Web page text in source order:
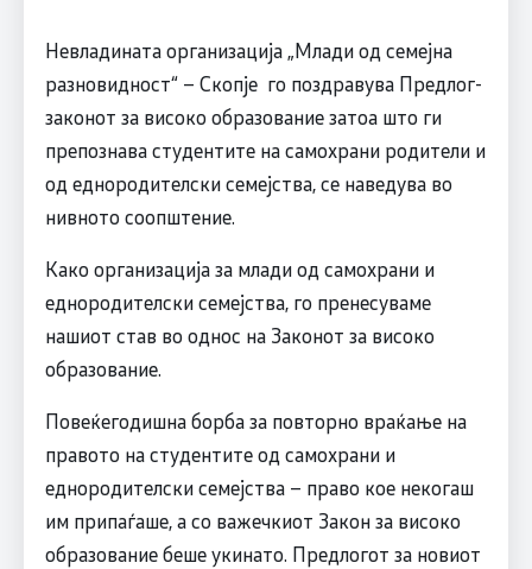
Невладината организација „Млади од семејна
разновидност“ – Скопје го поздравува Предлог-
законот за високо образование затоа што ги
препознава студентите на самохрани родители и
од еднородителски семејства, се наведува во
нивното соопштение.
Како организација за млади од самохрани и
еднородителски семејства, го пренесуваме
нашиот став во однос на Законот за високо
образование.
Повеќегодишна борба за повторно враќање на
правото на студентите од самохрани и
еднородителски семејства – право кое некогаш
им припаѓаше, а со важечкиот Закон за високо
образование беше укинато. Предлогот за новиот